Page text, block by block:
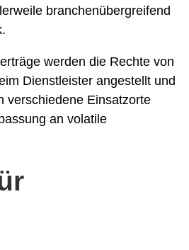
branchenübergreifend
werden die Rechte von
Dienstleister angestellt und
verschiedene Einsatzorte
an volatile